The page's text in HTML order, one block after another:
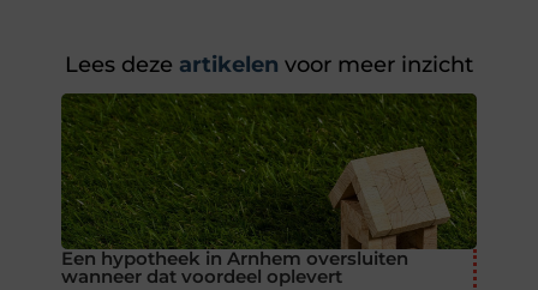
Lees deze artikelen voor meer inzicht
Een hypotheek in Arnhem oversluiten
wanneer dat voordeel oplevert